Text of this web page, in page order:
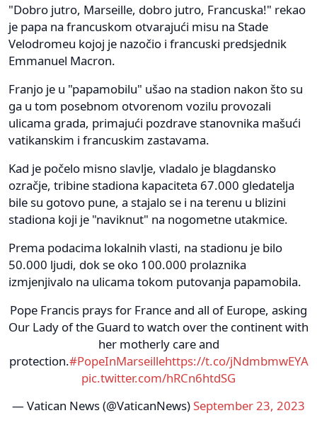
"Dobro jutro, Marseille, dobro jutro, Francuska!" rekao
je papa na francuskom otvarajući misu na Stade
Velodromeu kojoj je nazočio i francuski predsjednik
Emmanuel Macron.
Franjo je u "papamobilu" ušao na stadion nakon što su
ga u tom posebnom otvorenom vozilu provozali
ulicama grada, primajući pozdrave stanovnika mašući
vatikanskim i francuskim zastavama.
Kad je počelo misno slavlje, vladalo je blagdansko
ozračje, tribine stadiona kapaciteta 67.000 gledatelja
bile su gotovo pune, a stajalo se i na terenu u blizini
stadiona koji je "naviknut" na nogometne utakmice.
Prema podacima lokalnih vlasti, na stadionu je bilo
50.000 ljudi, dok se oko 100.000 prolaznika
izmjenjivalo na ulicama tokom putovanja papamobila.
Pope Francis prays for France and all of Europe, asking
Our Lady of the Guard to watch over the continent with
her motherly care and
protection.#PopeInMarseillehttps://t.co/jNdmbmwEYA
pic.twitter.com/hRCn6htdSG
— Vatican News (@VaticanNews)September 23, 2023